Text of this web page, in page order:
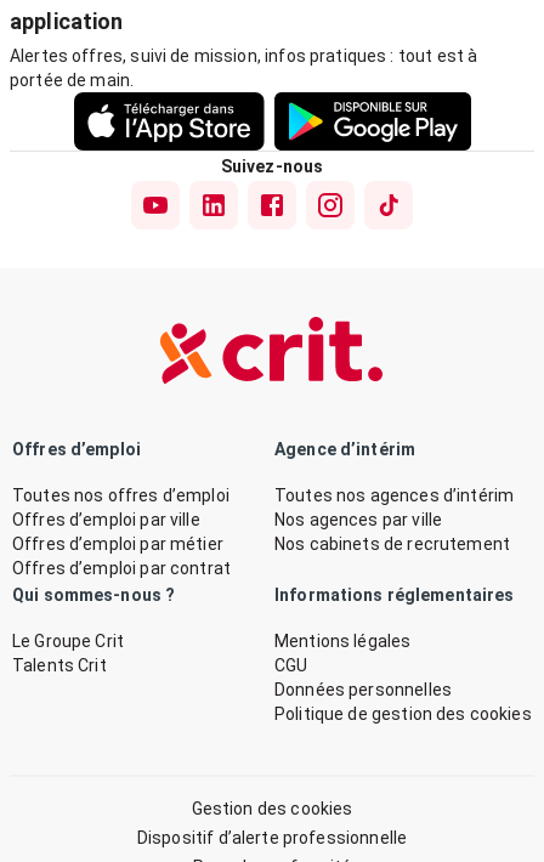
application
Alertes offres, suivi de mission, infos pratiques : tout est à
portée de main.
Suivez-nous
Offres d’emploi
Toutes nos offres d’emploi
Offres d’emploi par ville
Offres d’emploi par métier
Offres d’emploi par contrat
Agence d’intérim
Toutes nos agences d’intérim
Nos agences par ville
Nos cabinets de recrutement
Qui sommes-nous ?
Le Groupe Crit
Talents Crit
Informations réglementaires
Mentions légales
CGU
Données personnelles
Politique de gestion des cookies
Gestion des cookies
Dispositif d’alerte professionnelle